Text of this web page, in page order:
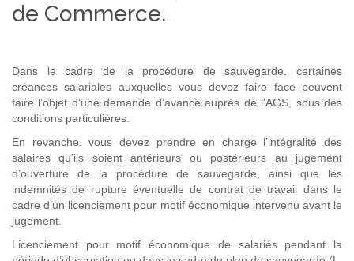
de Commerce.
Dans le cadre de la procédure de sauvegarde, certaines
créances salariales auxquelles vous devez faire face peuvent
faire l’objet d’une demande d’avance auprès de l'AGS, sous des
conditions particulières.
En revanche, vous devez prendre en charge l’intégralité des
salaires qu’ils soient antérieurs ou postérieurs au jugement
d’ouverture de la procédure de sauvegarde, ainsi que les
indemnités de rupture éventuelle de contrat de travail dans le
cadre d’un licenciement pour motif économique intervenu avant le
jugement.
Licenciement pour motif économique de salariés pendant la